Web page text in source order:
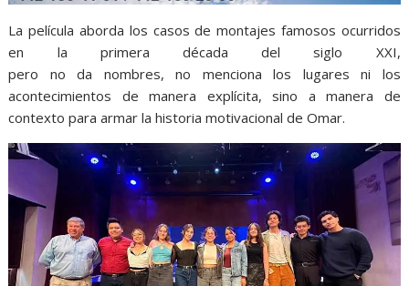
La película aborda los casos de montajes famosos ocurridos
en la primera década del siglo XXI,
pero noda nombres,no menciona los lugares ni los
acontecimientos de manera explícita, sino a manera de
contexto para armar la historia motivacional de Omar.